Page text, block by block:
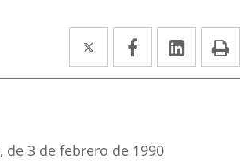
Twitter
Enlace
a
externa.
Facebook
Enlace
a
externa.
Enlace
a
, de 3 de febrero de 1990